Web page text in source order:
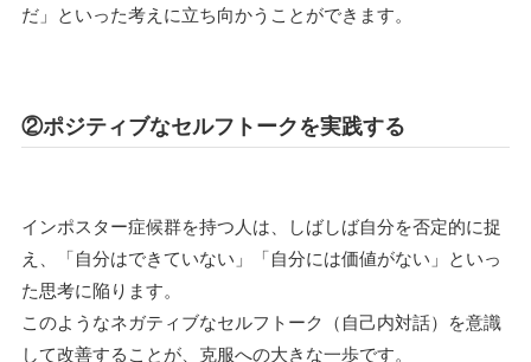
だ」といった考えに立ち向かうことができます。
②ポジティブなセルフトークを実践する
インポスター症候群を持つ人は、しばしば自分を否定的に捉
え、「自分はできていない」「自分には価値がない」といっ
た思考に陥ります。
このようなネガティブなセルフトーク（自己内対話）を意識
して改善することが、克服への大きな一歩です。